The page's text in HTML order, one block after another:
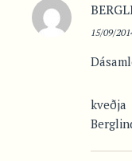
15/09/
kveðja